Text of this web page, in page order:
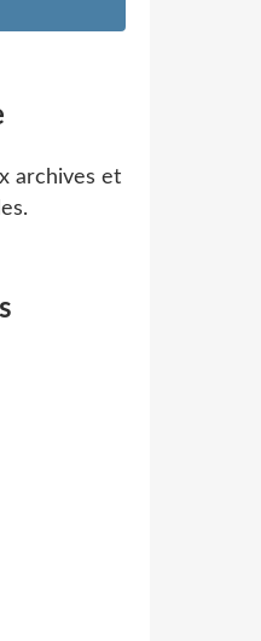
archives et
.